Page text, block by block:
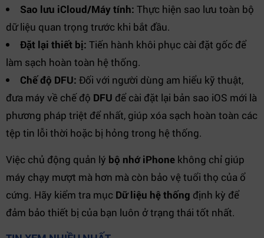
Sao lưu iCloud/Máy tính: Thực hiện sao lưu toàn bộ
dữ liệu quan trọng trước khi bắt đầu.
Đặt lại thiết bị: Tiến hành khôi phục cài đặt gốc để
làm sạch hoàn toàn hệ thống.
Chế độ DFU: Đối với người dùng am hiểu kỹ thuật,
đưa máy về chế độ DFU để cài đặt lại bản sao iOS mới là
phương pháp triệt để nhất, giúp xóa sạch hoàn toàn các
tệp tin lỗi thời hoặc bị hỏng trong hệ thống.
Việc chủ động quản lý bộ nhớ iPhone không chỉ giúp
máy chạy mượt mà hơn mà còn bảo vệ tuổi thọ của ổ
cứng. Hãy kiểm tra mục Dữ liệu hệ thống định kỳ để
đảm bảo thiết bị của bạn luôn ở trạng thái tốt nhất.